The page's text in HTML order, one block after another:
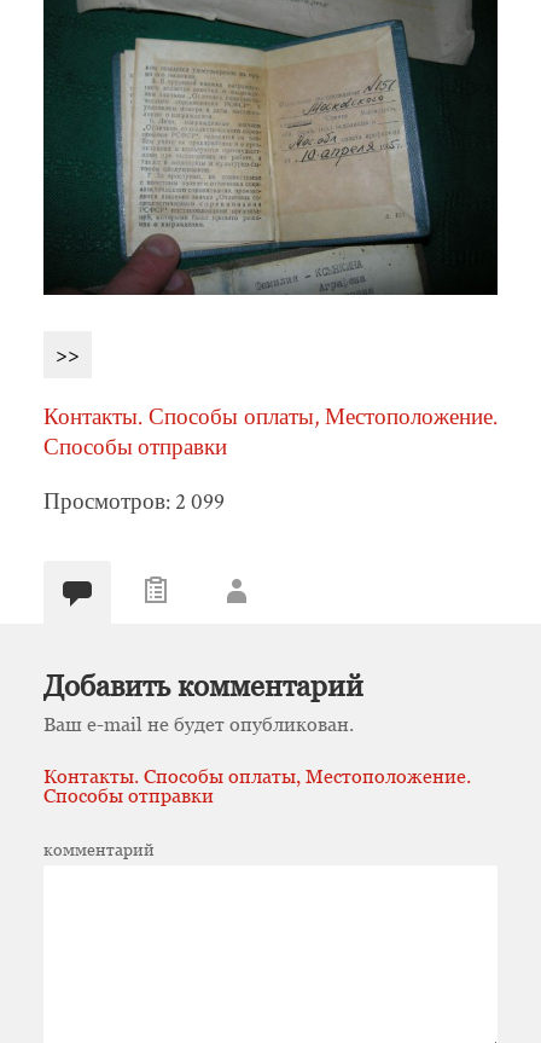
>>
Контакты. Способы оплаты, Местоположение.
Способы отправки
Просмотров: 2 099
Добавить комментарий
Ваш e-mail не будет опубликован.
Контакты. Способы оплаты, Местоположение.
Способы отправки
комментарий